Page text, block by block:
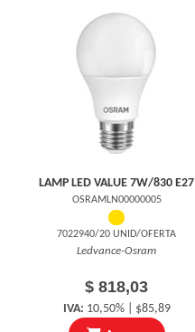
LAMP LED VALUE 7W/830 E27
OSRAMLN00000005
7022940/20 UNID/OFERTA
Ledvance-Osram
$ 818,03
IVA: 10,50% | $85,89